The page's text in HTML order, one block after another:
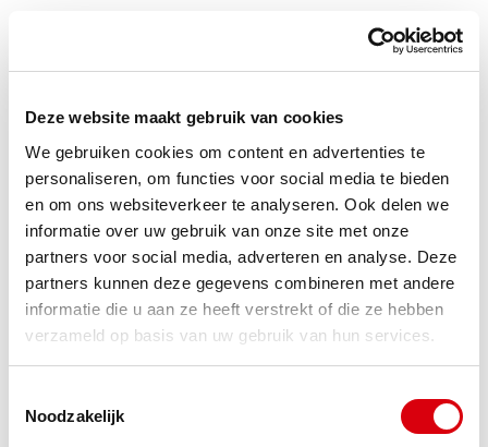
Deze website maakt gebruik van cookies
We gebruiken cookies om content en advertenties te
personaliseren, om functies voor social media te bieden
en om ons websiteverkeer te analyseren. Ook delen we
informatie over uw gebruik van onze site met onze
partners voor social media, adverteren en analyse. Deze
partners kunnen deze gegevens combineren met andere
informatie die u aan ze heeft verstrekt of die ze hebben
verzameld op basis van uw gebruik van hun services.
Noodzakelijk
heeft een schuldhulpverleningsloket dat kosteloos
advies en bemiddeling biedt. Zij kunnen soms met
de Belastingdienst tot een oplossing komen die
voor jou niet mogelijk was.
Andere alternatieven zijn:
Herberekening van je beslagvrije voet laten